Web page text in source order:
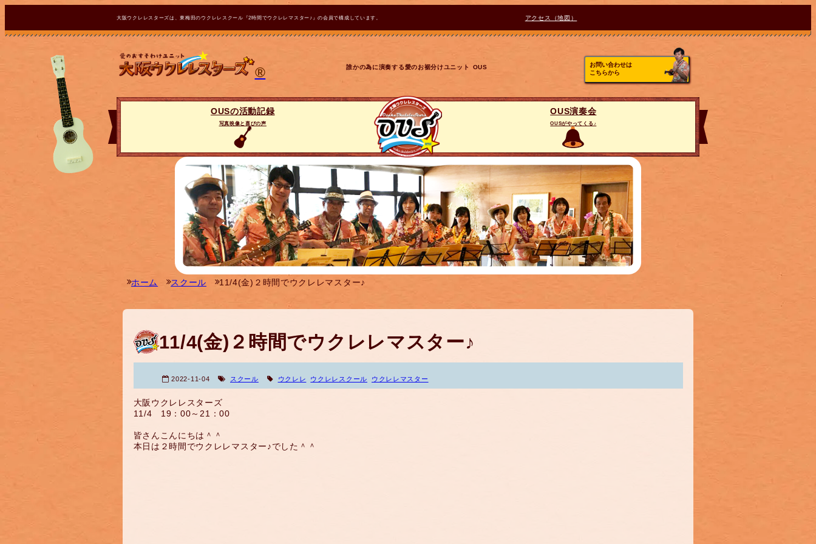
大阪ウクレレスターズは、東梅田のウクレレスクール『2時間でウクレレマスター♪』の会員で構成しています。 アクセス（地図）
® 誰かの為に演奏する愛のお裾分けユニット OUS
お問い合わせは
こちらから
OUSの活動記録
写真映像と喜びの声
OUS演奏会
OUSがやってくる♪
ホーム スクール 11/4(金)２時間でウクレレマスター♪
11/4(金)２時間でウクレレマスター♪
2022-11-04 スクール ウクレレ ウクレレスクール ウクレレマスター
大阪ウクレレスターズ
11/4 19：00～21：00
皆さんこんにちは＾＾
本日は２時間でウクレレマスター♪でした＾＾